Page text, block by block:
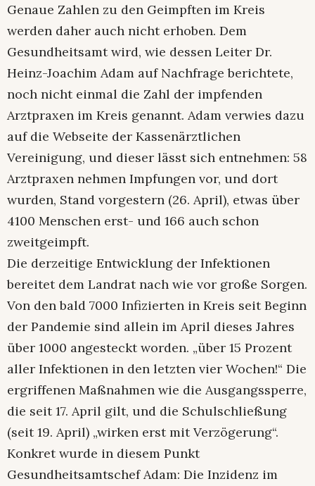
Genaue Zahlen zu den Geimpften im Kreis
werden daher auch nicht erhoben. Dem
Gesundheitsamt wird, wie dessen Leiter Dr.
Heinz-Joachim Adam auf Nachfrage berichtete,
noch nicht einmal die Zahl der impfenden
Arztpraxen im Kreis genannt. Adam verwies dazu
auf die Webseite der Kassenärztlichen
Vereinigung, und dieser lässt sich entnehmen: 58
Arztpraxen nehmen Impfungen vor, und dort
wurden, Stand vorgestern (26. April), etwas über
4100 Menschen erst- und 166 auch schon
zweitgeimpft.
Die derzeitige Entwicklung der Infektionen
bereitet dem Landrat nach wie vor große Sorgen.
Von den bald 7000 Infizierten in Kreis seit Beginn
der Pandemie sind allein im April dieses Jahres
über 1000 angesteckt worden. „über 15 Prozent
aller Infektionen in den letzten vier Wochen!“ Die
ergriffenen Maßnahmen wie die Ausgangssperre,
die seit 17. April gilt, und die Schulschließung
(seit 19. April) „wirken erst mit Verzögerung“.
Konkret wurde in diesem Punkt
Gesundheitsamtschef Adam: Die Inzidenz im